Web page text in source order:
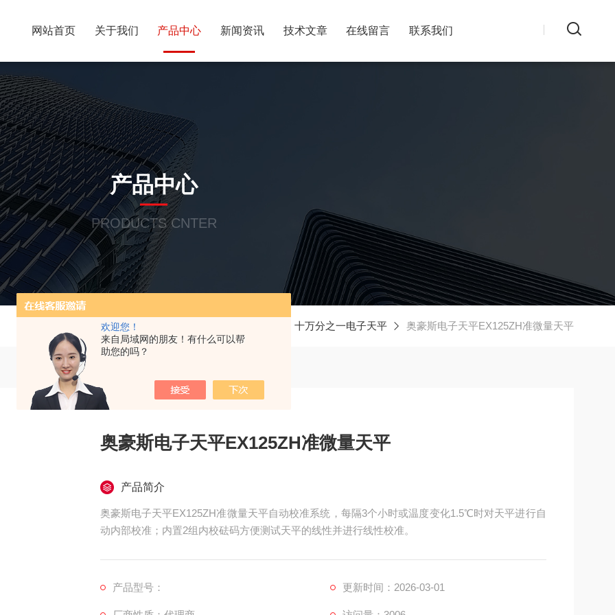
欢迎您！
来自局域网的朋友！有什么可以帮
助您的吗？
网站首页 关于我们 产品中心 新闻资讯 技术文章 在线留言 联系我们
产品中心
PRODUCTS CNTER
当前位置： 首页 十万分之一电子天平 奥豪斯电子天平EX125ZH准微量天平
奥豪斯电子天平EX125ZH准微量天平
产品简介
奥豪斯电子天平EX125ZH准微量天平自动校准系统，每隔3个小时或温度变化1.5℃时对天平进行自
动内部校准；内置2组内校砝码方便测试天平的线性并进行线性校准。
产品型号： 更新时间：2026-03-01